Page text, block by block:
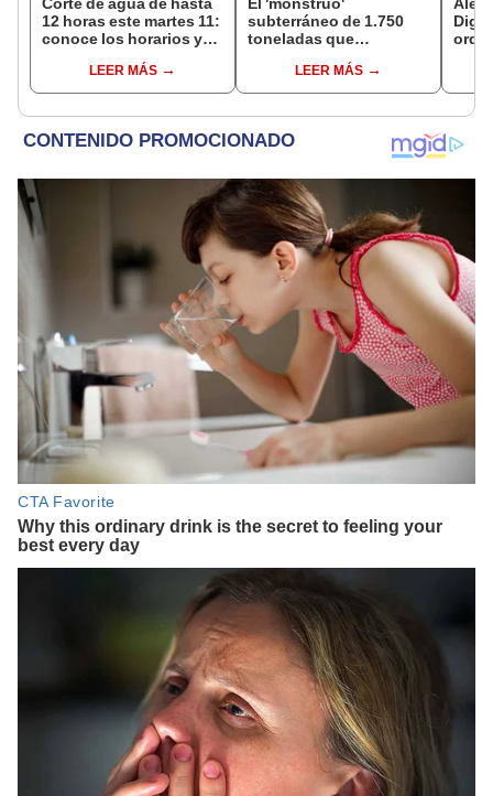
12 horas este martes 11:
conoce los horarios y
Miraflores, SJL, Los
Olivos y más
LEER MÁS
subterráneo de 1.750
toneladas que
el Callao avanza a su
última estación
LEER MÁS